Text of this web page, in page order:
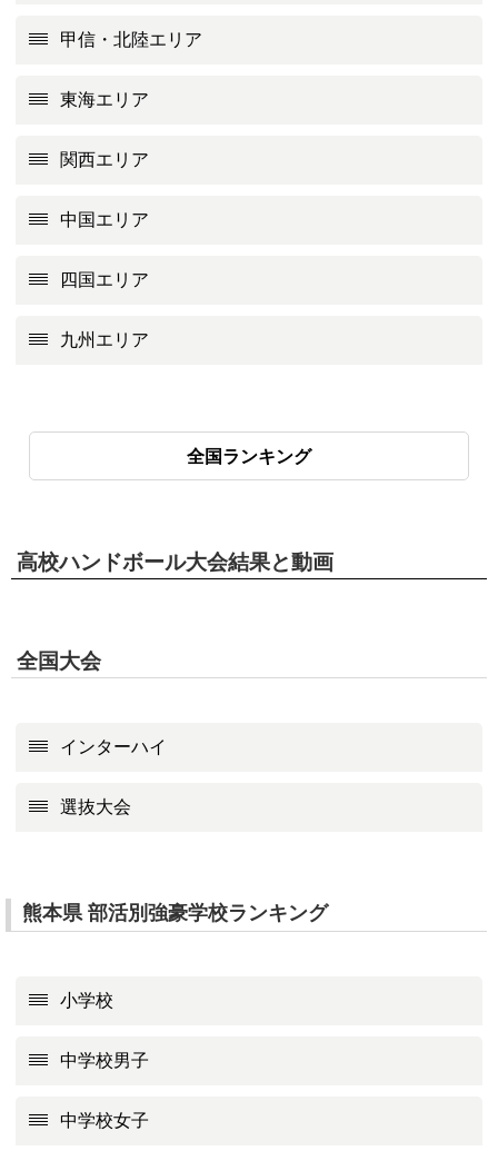
甲信・北陸エリア
東海エリア
関西エリア
中国エリア
四国エリア
九州エリア
全国ランキング
高校ハンドボール大会結果と動画
全国大会
インターハイ
選抜大会
熊本県 部活別強豪学校ランキング
小学校
中学校男子
中学校女子